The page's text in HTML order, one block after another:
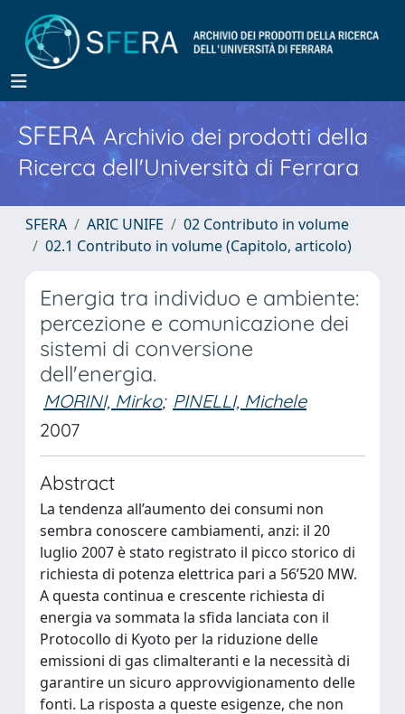
SFERA Archivio dei prodotti della
Ricerca dell'Università di Ferrara
SFERA ARIC UNIFE
02 Contributo in volume
02.1 Contributo in volume (Capitolo, articolo)
Energia tra individuo e ambiente:
percezione e comunicazione dei
sistemi di conversione
dell'energia.
MORINI, Mirko; PINELLI, Michele
2007
Abstract
La tendenza all’aumento dei consumi non
sembra conoscere cambiamenti, anzi: il 20
luglio 2007 è stato registrato il picco storico di
richiesta di potenza elettrica pari a 56’520 MW.
A questa continua e crescente richiesta di
energia va sommata la sfida lanciata con il
Protocollo di Kyoto per la riduzione delle
emissioni di gas climalteranti e la necessità di
garantire un sicuro approvvigionamento delle
fonti. La risposta a queste esigenze, che non